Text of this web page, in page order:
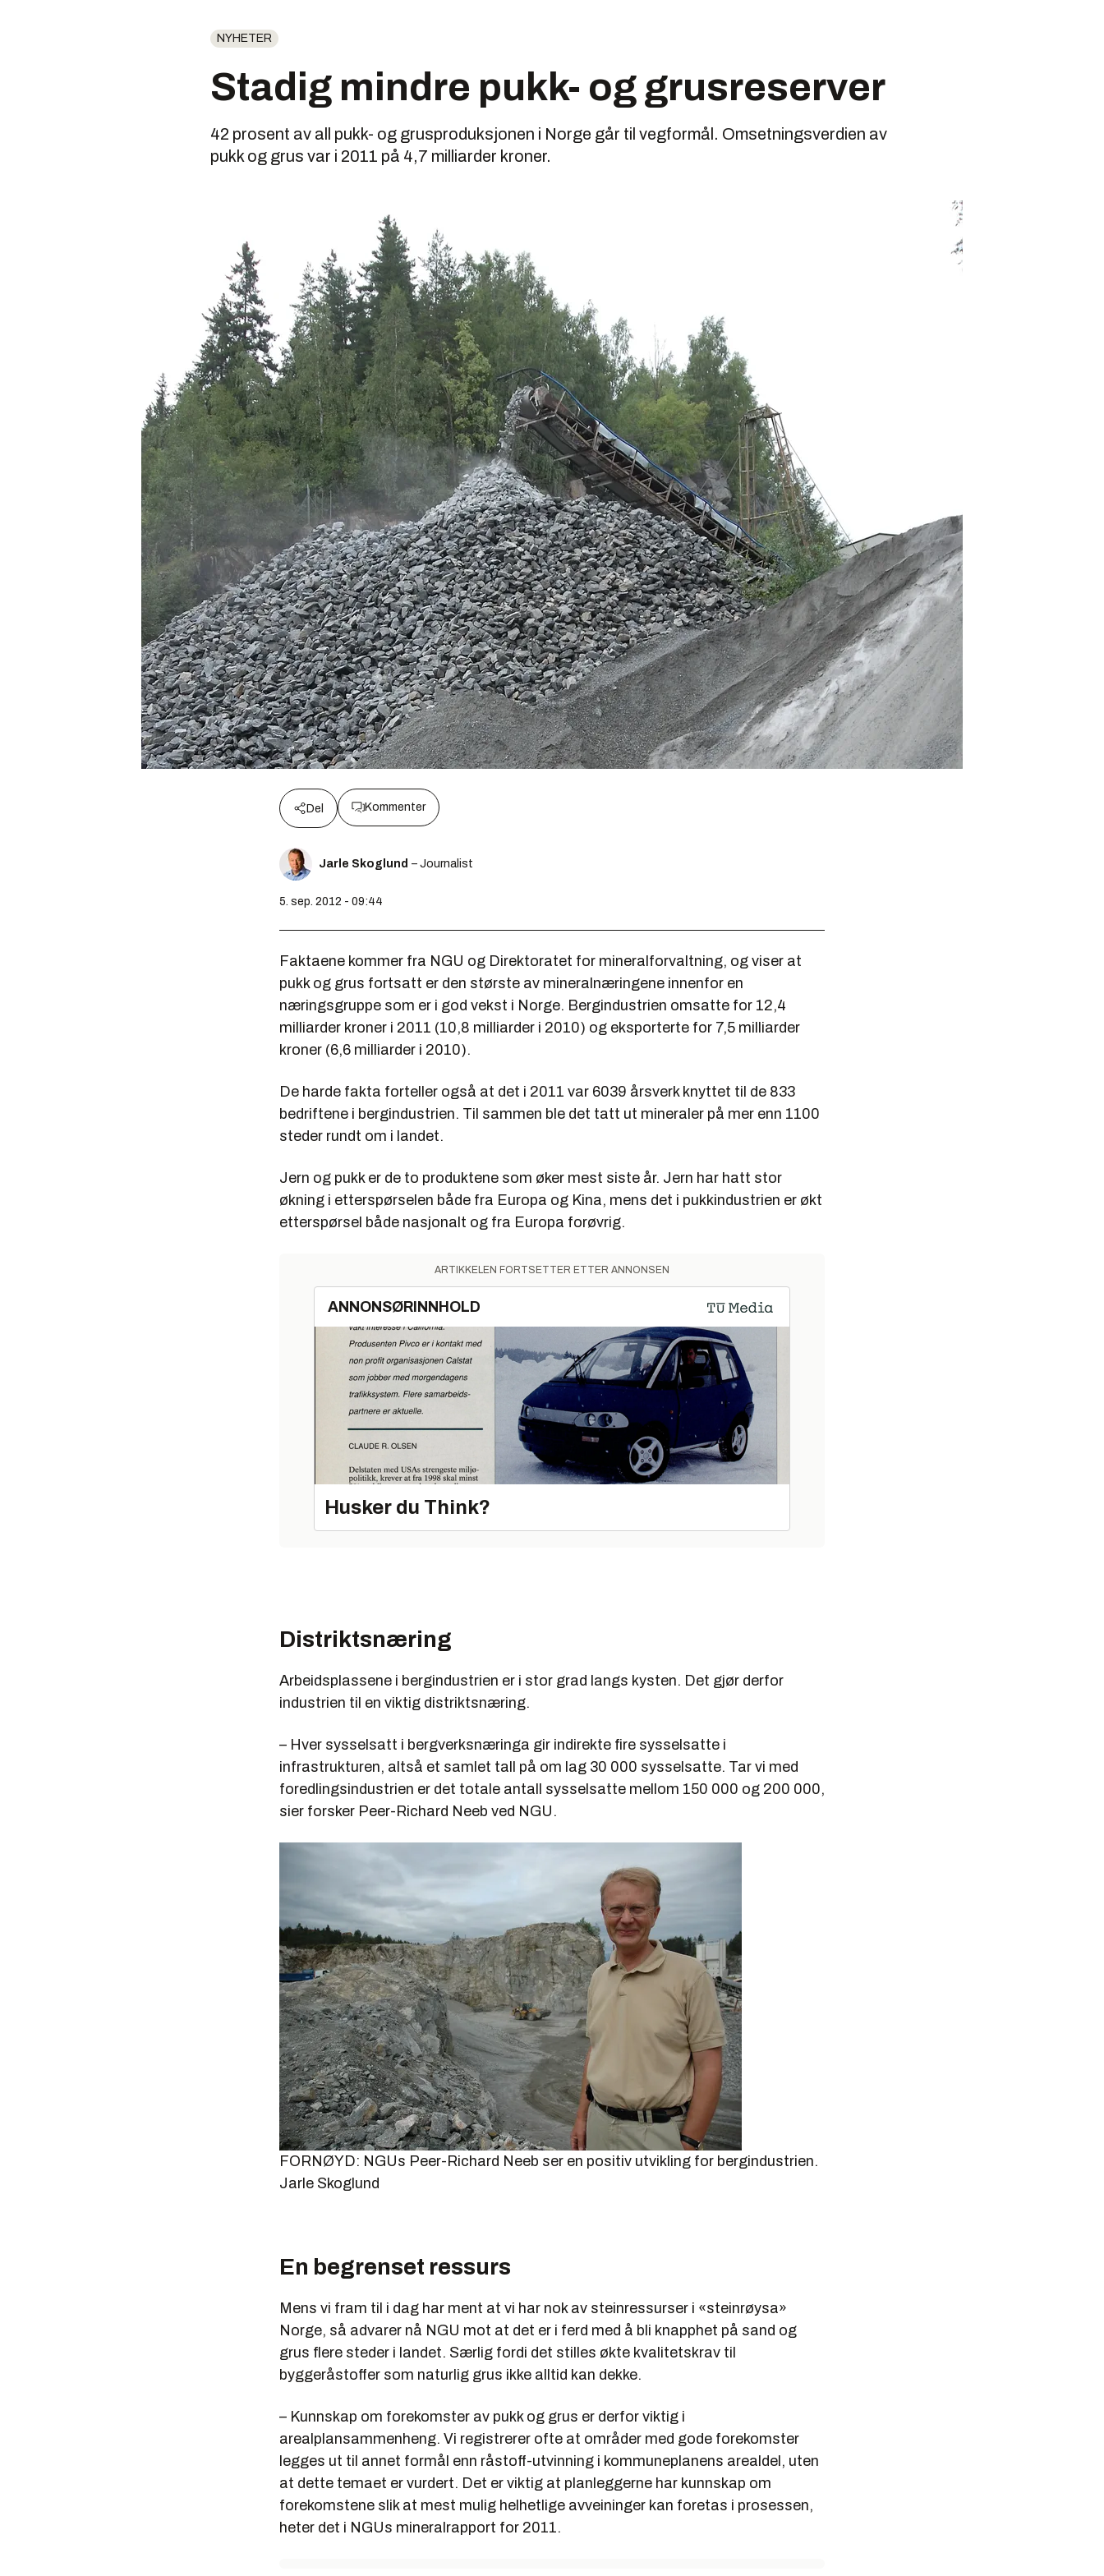
NYHETER
Stadig mindre pukk- og grusreserver
42 prosent av all pukk- og grusproduksjonen i Norge går til vegformål. Omsetningsverdien av
pukk og grus var i 2011 på 4,7 milliarder kroner.
Del Kommenter
Jarle Skoglund – Journalist
5. sep. 2012 - 09:44
Faktaene kommer fra NGU og Direktoratet for mineralforvaltning, og viser at
pukk og grus fortsatt er den største av mineralnæringene innenfor en
næringsgruppe som er i god vekst i Norge. Bergindustrien omsatte for 12,4
milliarder kroner i 2011 (10,8 milliarder i 2010) og eksporterte for 7,5 milliarder
kroner (6,6 milliarder i 2010).
De harde fakta forteller også at det i 2011 var 6039 årsverk knyttet til de 833
bedriftene i bergindustrien. Til sammen ble det tatt ut mineraler på mer enn 1100
steder rundt om i landet.
Jern og pukk er de to produktene som øker mest siste år. Jern har hatt stor
økning i etterspørselen både fra Europa og Kina, mens det i pukkindustrien er økt
etterspørsel både nasjonalt og fra Europa forøvrig.
ARTIKKELEN FORTSETTER ETTER ANNONSEN
ANNONSØRINNHOLD
Husker du Think?
Distriktsnæring
Arbeidsplassene i bergindustrien er i stor grad langs kysten. Det gjør derfor
industrien til en viktig distriktsnæring.
– Hver sysselsatt i bergverksnæringa gir indirekte fire sysselsatte i
infrastrukturen, altså et samlet tall på om lag 30 000 sysselsatte. Tar vi med
foredlingsindustrien er det totale antall syssel­satte mellom 150 000 og 200 000,
sier forsker Peer-Richard Neeb ved NGU.
FORNØYD: NGUs Peer-Richard Neeb ser en positiv utvikling for bergindustrien.
Jarle Skoglund
En begrenset ressurs
Mens vi fram til i dag har ment at vi har nok av steinressurser i «steinrøysa»
Norge, så advarer nå NGU mot at det er i ferd med å bli knapphet på sand og
grus flere steder i landet. Særlig fordi det stilles økte kvalitetskrav til
byggeråstoffer som naturlig grus ikke alltid kan dekke.
– Kunnskap om forekomster av pukk og grus er derfor viktig i
arealplansammenheng. Vi registrere­r ofte at områder med gode forekomster
legges ut til annet formål enn råstoff-utvinning i kommuneplanens arealdel, uten
at dette temaet er vurdert. Det er viktig at planleggerne har kunnskap om
forekomstene slik at mest mulig helhetlige avveininger kan foretas i prosessen,
heter det i NGUs mineral­rapport for 2011.